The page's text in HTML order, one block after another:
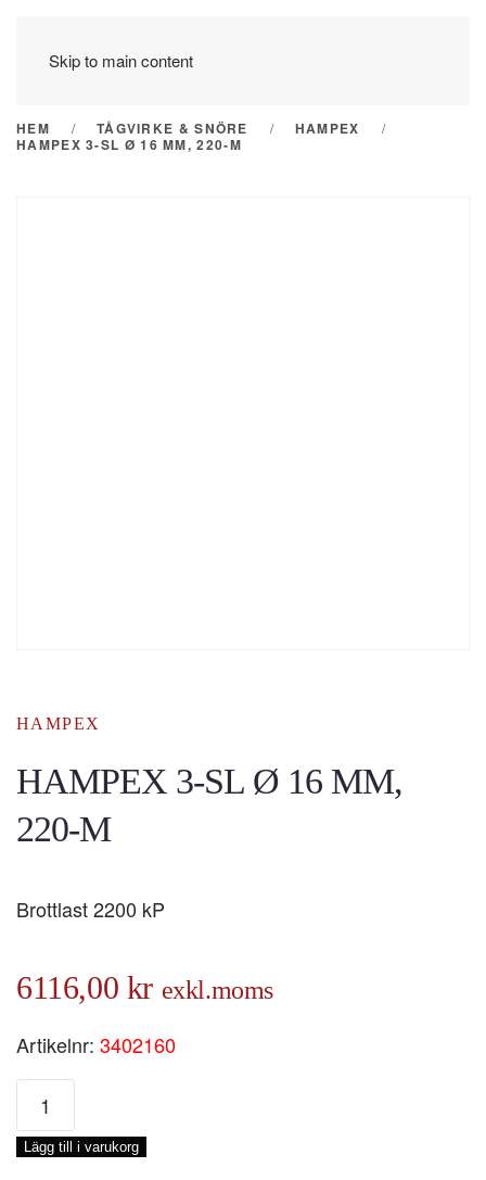
Skip to main content
HEM TÅGVIRKE & SNÖRE
HAMPEX
HAMPEX 3-SL Ø 16 MM, 220-M
HAMPEX
HAMPEX 3-SL Ø 16 MM,
220-M
Brottlast 2200 kP
6116,00 kr exkl.moms
Artikelnr: 3402160
HAMPEX
SL
Ø
Lägg till i varukorg